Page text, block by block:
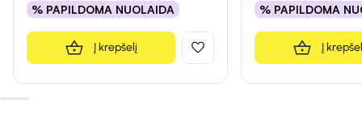
% PAPILDOMA NUOLAIDA
Į krepšelį
% PAPILDOMA
Į